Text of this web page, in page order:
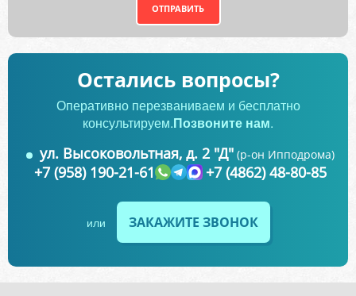
ОТПРАВИТЬ
Остались вопросы?
Оперативно перезваниваем и бесплатно
консультируем.Позвоните нам.
ул. Высоковольтная, д. 2 "Д"(р-он Ипподрома)
+7 (958) 190-21-61 +7 (4862) 48-80-85
или ЗАКАЖИТЕ ЗВОНОК